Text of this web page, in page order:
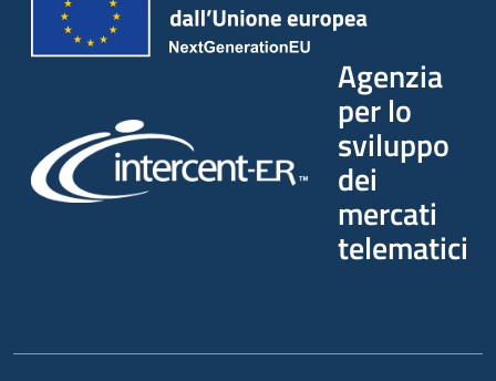
Agenzia
per lo
sviluppo
dei
mercati
telematici